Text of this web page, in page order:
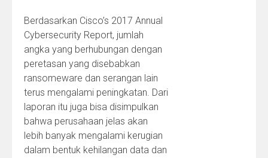
Berdasarkan Cisco’s 2017 Annual
Cybersecurity Report, jumlah
angka yang berhubungan dengan
peretasan yang disebabkan
ransomeware dan serangan lain
terus mengalami peningkatan. Dari
laporan itu juga bisa disimpulkan
bahwa perusahaan jelas akan
lebih banyak mengalami kerugian
dalam bentuk kehilangan data dan